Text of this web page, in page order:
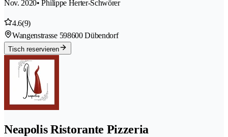
Nov. 2020• Philippe Herter-Schwörer
4.6(9)
Wangenstrasse 598600 Dübendorf
Tisch reservieren
Neapolis Ristorante Pizzeria